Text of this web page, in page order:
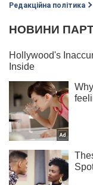
Редакційна політика